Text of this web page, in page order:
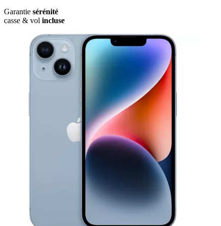
Garantie sérénité
casse & vol incluse